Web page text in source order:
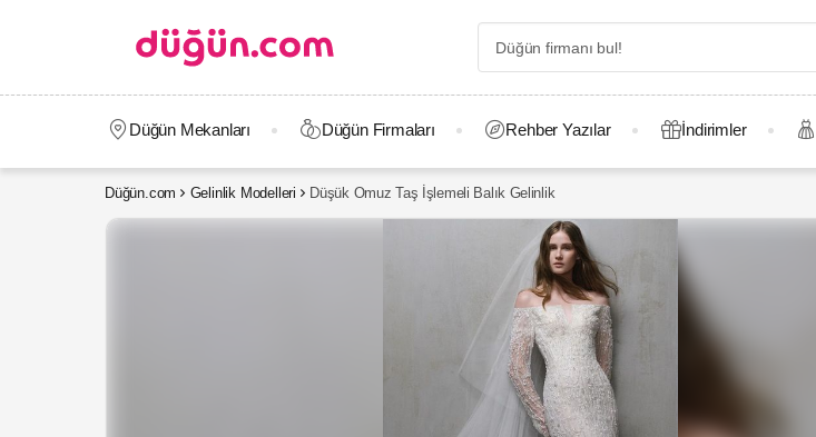
Düğün Mekanları Düğün Firmaları Rehber Yazılar İndirimler
Düğün.com Gelinlik Modelleri Düşük Omuz Taş İşlemeli Balık Gelinlik